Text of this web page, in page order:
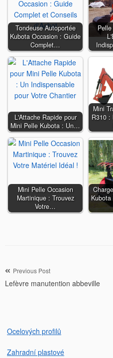
Tondeuse Autoportée
Kubota Occasion : Guide
Complet…
L'Attache Rapide pour
Mini Pelle Kubota : Un…
Mini
R310 :
Mini Pelle Occasion
Martinique : Trouvez
Votre…
Navigation
de
Previous Post
Lefèvre manutention abbeville
Ocelových profilů
Zahradní plastové